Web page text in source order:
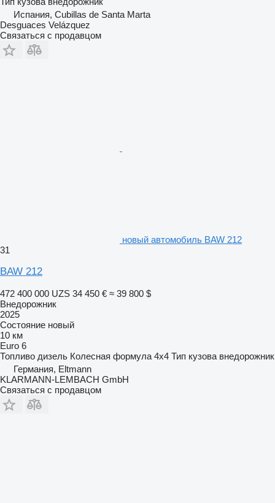
Испания, Cubillas de Santa Marta
Desguaces Velázquez
Связаться с продавцом
новый автомобиль BAW 212
31
BAW 212
472 400 000 UZS 34 450 € ≈ 39 800 $
Внедорожник
2025
Состояние новый
10 км
Euro 6
Топливо дизель Колесная формула 4x4 Тип кузова внедорожник
Германия, Eltmann
KLARMANN-LEMBACH GmbH
Связаться с продавцом